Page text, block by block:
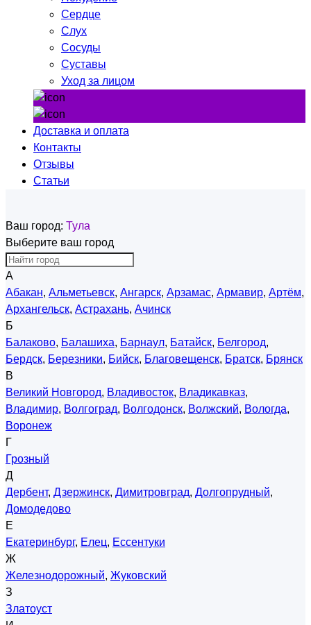
Сердце
Слух
Сосуды
Суставы
Уход за лицом
Доставка и оплата
Контакты
Отзывы
Статьи
Ваш город: Тула
Выберите ваш город
А
Абакан, Альметьевск, Ангарск, Арзамас, Армавир, Артём,
Архангельск, Астрахань, Ачинск
Б
Балаково, Балашиха, Барнаул, Батайск, Белгород,
Бердск, Березники, Бийск, Благовещенск, Братск, Брянск
В
Великий Новгород, Владивосток, Владикавказ,
Владимир, Волгоград, Волгодонск, Волжский, Вологда,
Воронеж
Г
Грозный
Д
Дербент, Дзержинск, Димитровград, Долгопрудный,
Домодедово
Е
Екатеринбург, Елец, Ессентуки
Ж
Железнодорожный, Жуковский
З
Златоуст